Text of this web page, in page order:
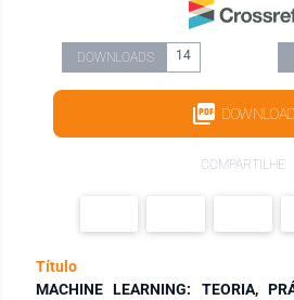
DOWNLOADS 14
COMPARTILHE
Título
MACHINE LEARNING: TEORIA,